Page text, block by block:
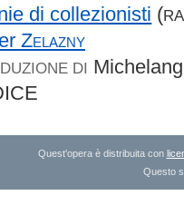
di collezionisti (
Zelazny
DI
Quest'opera è distribuita con
Questo